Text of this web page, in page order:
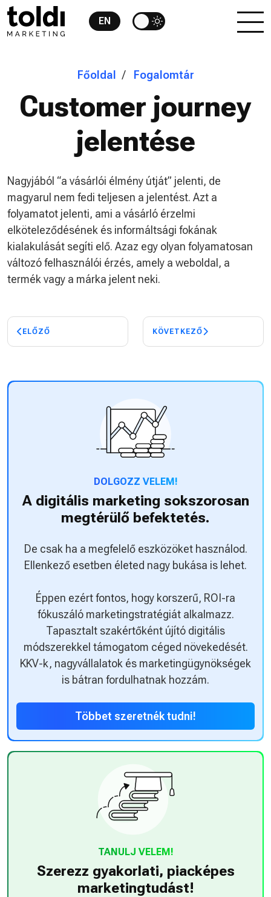
EN
Főoldal Fogalomtár
Customer journey
jelentése
Nagyjából “a vásárlói élmény útját” jelenti, de
magyarul nem fedi teljesen a jelentést. Azt a
folyamatot jelenti, ami a vásárló érzelmi
elköteleződésének és informáltsági fokának
kialakulását segíti elő. Azaz egy olyan folyamatosan
változó felhasználói érzés, amely a weboldal, a
termék vagy a márka jelent neki.
ELŐZŐ KÖVETKEZŐ
DOLGOZZ VELEM!
A digitális marketing sokszorosan
megtérülő befektetés.
De csak ha a megfelelő eszközöket használod.
Ellenkező esetben életed nagy bukása is lehet.
Éppen ezért fontos, hogy korszerű, ROI-ra
fókuszáló marketingstratégiát alkalmazz.
Tapasztalt szakértőként újító digitális
módszerekkel támogatom céged növekedését.
KKV-k, nagyvállalatok és marketingügynökségek
is bátran fordulhatnak hozzám.
Többet szeretnék tudni!
TANULJ VELEM!
Szerezz gyakorlati, piacképes
marketingtudást!